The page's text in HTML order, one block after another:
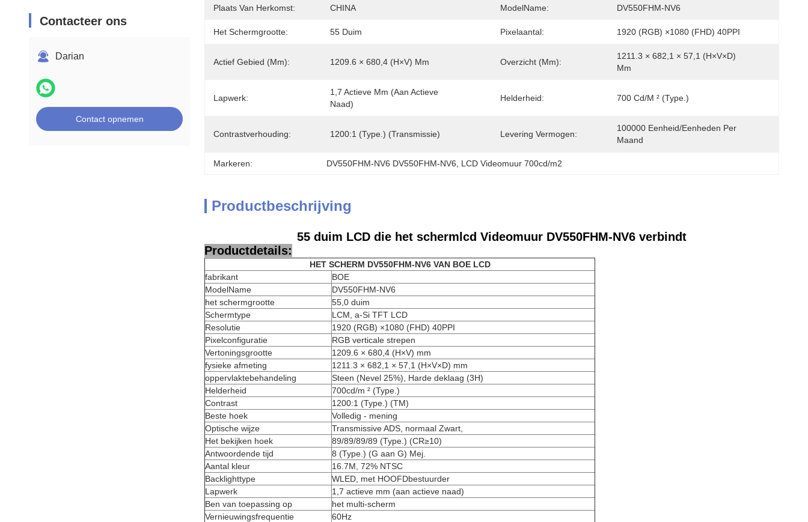
Contacteer ons
Darian
Contact opnemen
Plaats Van Herkomst: CHINA ModelName: DV550FHM-NV6
Het Schermgrootte: 55 Duim Pixelaantal: 1920 (RGB) ×1080 (FHD) 40PPI
Actief Gebied (mm): 1209.6 × 680,4 (H×V) Mm Overzicht (mm):
1211.3 × 682,1 × 57,1 (H×V×D)
Mm
Lapwerk:
1,7 Actieve Mm (aan Actieve
Naad)
Helderheid: 700 Cd/m ² (Type.)
Contrastverhouding: 1200:1 (Type.) (transmissie) Levering Vermogen:
100000 Eenheid/Eenheden Per
Maand
Markeren: DV550FHM-NV6 DV550FHM-NV6 LCD Videomuur 700cd/m2
Productbeschrijving
55 duim LCD die het schermlcd Videomuur DV550FHM-NV6 verbindt
Productdetails:
HET SCHERM DV550FHM-NV6 VAN BOE LCD
fabrikant
BOE
ModelName
DV550FHM-NV6
het schermgrootte
55,0 duim
Schermtype
LCM, a-Si TFT LCD
Resolutie
1920 (RGB) ×1080 (FHD) 40PPI
Pixelconfiguratie
RGB verticale strepen
Vertoningsgrootte
1209.6 × 680,4 (H×V) mm
fysieke afmeting
1211.3 × 682,1 × 57,1 (H×V×D) mm
oppervlaktebehandeling
Steen (Nevel 25%), Harde deklaag (3H)
Helderheid
700cd/m ² (Type.)
Contrast
1200:1 (Type.) (TM)
Beste hoek
Volledig - mening
Optische wijze
Transmissive ADS, normaal Zwart,
Het bekijken hoek
89/89/89/89 (Type.) (CR≥10)
Antwoordende tijd
8 (Type.) (G aan G) Mej.
Aantal kleur
16.7M, 72% NTSC
Backlighttype
WLED, met HOOFDbestuurder
Lapwerk
1,7 actieve mm (aan actieve naad)
Ben van toepassing op
het multi-scherm
Vernieuwingsfrequentie
60Hz